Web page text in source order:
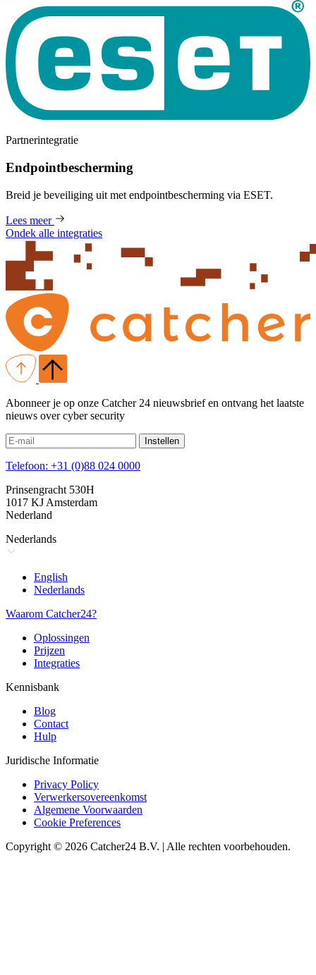
Partnerintegratie
Endpointbescherming
Breid je beveiliging uit met endpointbescherming via ESET.
Lees meer
Ondek alle integraties
Abonneer je op onze Catcher 24 nieuwsbrief en ontvang het laatste
nieuws over cyber security
Instellen
Telefoon: +31 (0)88 024 0000
Prinsengracht 530H
1017 KJ Amsterdam
Nederland
Nederlands
English
Nederlands
Waarom Catcher24?
Oplossingen
Prijzen
Integraties
Kennisbank
Blog
Contact
Hulp
Juridische Informatie
Privacy Policy
Verwerkersovereenkomst
Algemene Voorwaarden
Cookie Preferences
Copyright © 2026 Catcher24 B.V. | Alle rechten voorbehouden.